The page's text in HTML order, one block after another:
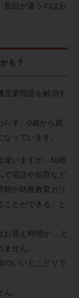
負担が違うのはお
も？
童問題を解消す
らず、0歳から就
っています。
違いますが、幼稚
で英語や知育など
や幼稚教育カリ
とができる、と
お迎え時間が……と
せん。
のいいとこどりで
。